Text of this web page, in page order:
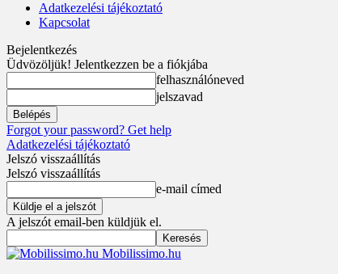
Adatkezelési tájékoztató
Kapcsolat
Bejelentkezés
Üdvözöljük! Jelentkezzen be a fiókjába
felhasználóneved
jelszavad
Forgot your password? Get help
Adatkezelési tájékoztató
Jelszó visszaállítás
Jelszó visszaállítás
e-mail címed
A jelszót email-ben küldjük el.
Mobilissimo.hu